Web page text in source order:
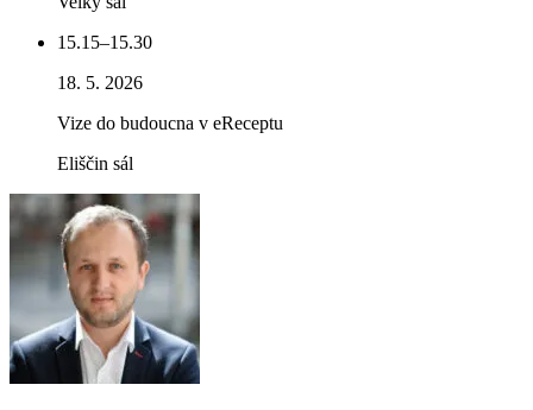
15.15–15.30
18. 5. 2026
Vize do budoucna v eReceptu
Eliščin sál